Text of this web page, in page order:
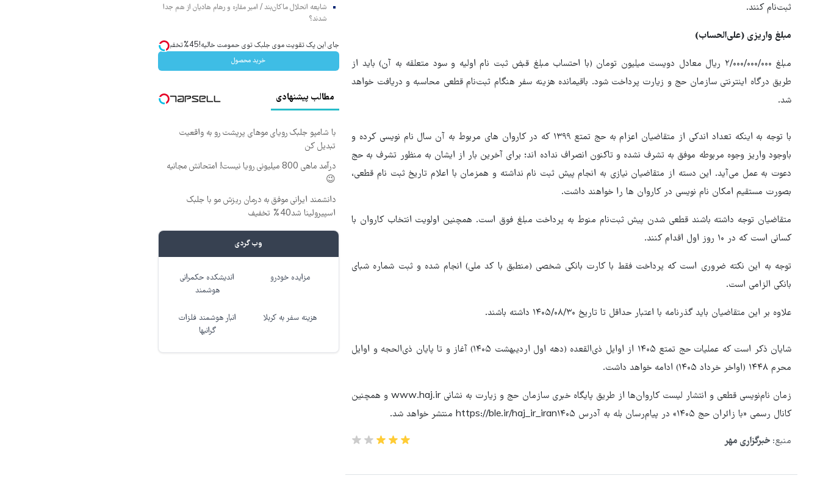
ثبت‌نام کنند.
مبلغ واریزی (علی‌الحساب)
مبلغ ۲/۰۰۰/۰۰۰/۰۰۰ ریال معادل دویست میلیون تومان (با احتساب مبلغ قبض ثبت نام اولیه و سود متعلقه به آن) باید از
طریق درگاه اینترنتی سازمان حج و زیارت پرداخت شود. باقیمانده هزینه سفر هنگام ثبت‌نام قطعی محاسبه و دریافت خواهد
شد.
با توجه به اینکه تعداد اندکی از متقاضیان اعزام به حج تمتع ۱۳۹۹ که در کاروان های مربوط به آن سال نام نویسی کرده و
باوجود واریز وجوه مربوطه موفق به تشرف نشده و تاکنون انصراف نداده اند؛ برای آخرین بار از ایشان به منظور تشرف به حج
دعوت به عمل می‌آید. این دسته از متقاضیان نیازی به انجام پیش ثبت نام نداشته و همزمان با اعلام تاریخ ثبت نام قطعی،
بصورت مستقیم امکان نام نویسی در کاروان ها را خواهند داشت.
متقاضیان توجه داشته باشند قطعی شدن پیش ثبت‌نام منوط به پرداخت مبلغ فوق است. همچنین اولویت انتخاب کاروان با
کسانی است که در ۱۰ روز اول اقدام کنند.
توجه به این نکته ضروری است که پرداخت فقط با کارت بانکی شخصی (منطبق با کد ملی) انجام شده و ثبت شماره شبای
بانکی الزامی است.
علاوه بر این متقاضیان باید گذرنامه با اعتبار حداقل تا تاریخ ۱۴۰۵/۰۸/۳۰ داشته باشند.
شایان ذکر است که عملیات حج تمتع ۱۴۰۵ از اوایل ذی‌القعده (دهه اول اردیبهشت ۱۴۰۵) آغاز و تا پایان ذی‌الحجه و اوایل
محرم ۱۴۴۸ (اواخر خرداد ۱۴۰۵) ادامه خواهد داشت.
زمان نام‌نویسی قطعی و انتشار لیست کاروان‌ها از طریق پایگاه خبری سازمان حج و زیارت به نشانی www.haj.ir و همچنین
کانال رسمی «با زائران حج ۱۴۰۵» در پیام‌رسان بله به آدرس https://ble.ir/haj_ir_iran۱۴۰۵ منتشر خواهد شد.
منبع: خبرگزاری مهر
شایعه انحلال ماکان‌بند / امیر مقاره و رهام هادیان از هم جدا
شدند؟
جای این پک تقویت موی جلبک توی حمومت خالیه!45%تخفیف
خرید محصول
مطالب پیشنهادی
با شامپو جلبک رویای موهای پرپشت رو به واقعیت
تبدیل کن
درآمد ماهی 800 میلیونی رویا نیست! امتحانش مجانیه
😉
دانشمند ایرانی موفق به درمان ریزش مو با جلبک
اسپیرولینا شد40% تخفیف
وب گردی
مزایده خودرو
اندیشکده حکمرانی
هوشمند
هزینه سفر به کربلا
انبار هوشمند فلزات
گرانبها